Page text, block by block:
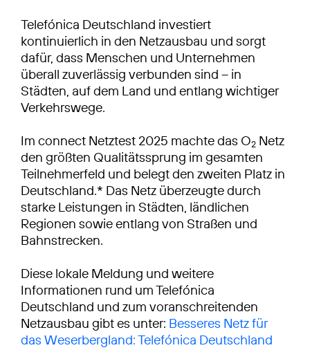
Telefónica Deutschland investiert
kontinuierlich in den Netzausbau und sorgt
dafür, dass Menschen und Unternehmen
überall zuverlässig verbunden sind – in
Städten, auf dem Land und entlang wichtiger
Verkehrswege.
Im connect Netztest 2025 machte das O2 Netz
den größten Qualitätssprung im gesamten
Teilnehmerfeld und belegt den zweiten Platz in
Deutschland.* Das Netz überzeugte durch
starke Leistungen in Städten, ländlichen
Regionen sowie entlang von Straßen und
Bahnstrecken.
Diese lokale Meldung und weitere
Informationen rund um Telefónica
Deutschland und zum voranschreitenden
Netzausbau gibt es unter: Besseres Netz für
das Weserbergland: Telefónica Deutschland